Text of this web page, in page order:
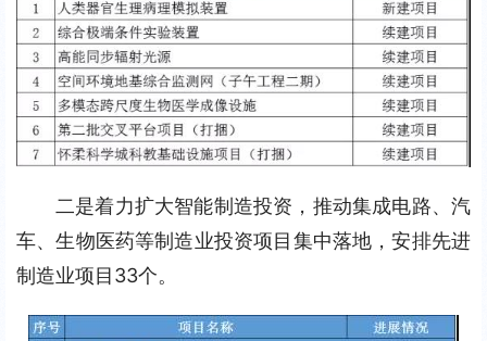
二是着力扩大智能制造投资，推动集成电路、汽
车、生物医药等制造业投资项目集中落地，安排先进
制造业项目33个。